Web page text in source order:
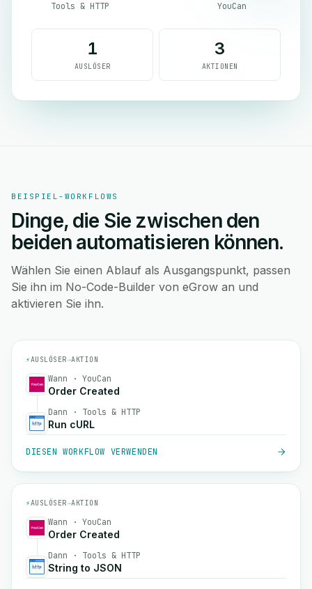
Tools & HTTP YouCan
1
AUSLÖSER
3
AKTIONEN
BEISPIEL-WORKFLOWS
Dinge, die Sie zwischen den
beiden automatisieren können.
Wählen Sie einen Ablauf als Ausgangspunkt, passen
Sie ihn im No-Code-Builder von eGrow an und
aktivieren Sie ihn.
⚡AUSLÖSER→AKTION
Wann · YouCan
Order Created
Dann · Tools & HTTP
Run cURL
DIESEN WORKFLOW VERWENDEN
⚡AUSLÖSER→AKTION
Wann · YouCan
Order Created
Dann · Tools & HTTP
String to JSON